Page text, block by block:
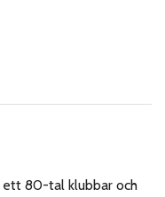
80-tal klubbar och